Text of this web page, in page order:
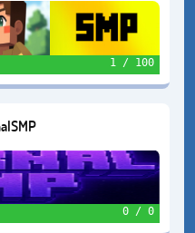
1 / 100
0 / 0